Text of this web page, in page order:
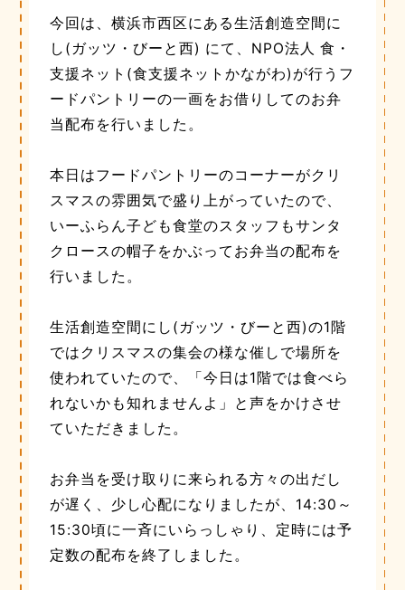
今回は、横浜市西区にある生活創造空間に
し(ガッツ・びーと西) にて、NPO法人 食・
支援ネット(食支援ネットかながわ)が行うフ
ードパントリーの一画をお借りしてのお弁
当配布を行いました。
本日はフードパントリーのコーナーがクリ
スマスの雰囲気で盛り上がっていたので、
いーふらん子ども食堂のスタッフもサンタ
クロースの帽子をかぶってお弁当の配布を
行いました。
生活創造空間にし(ガッツ・びーと西)の1階
ではクリスマスの集会の様な催しで場所を
使われていたので、「今日は1階では食べら
れないかも知れませんよ」と声をかけさせ
ていただきました。
お弁当を受け取りに来られる方々の出だし
が遅く、少し心配になりましたが、14:30～
15:30頃に一斉にいらっしゃり、定時には予
定数の配布を終了しました。